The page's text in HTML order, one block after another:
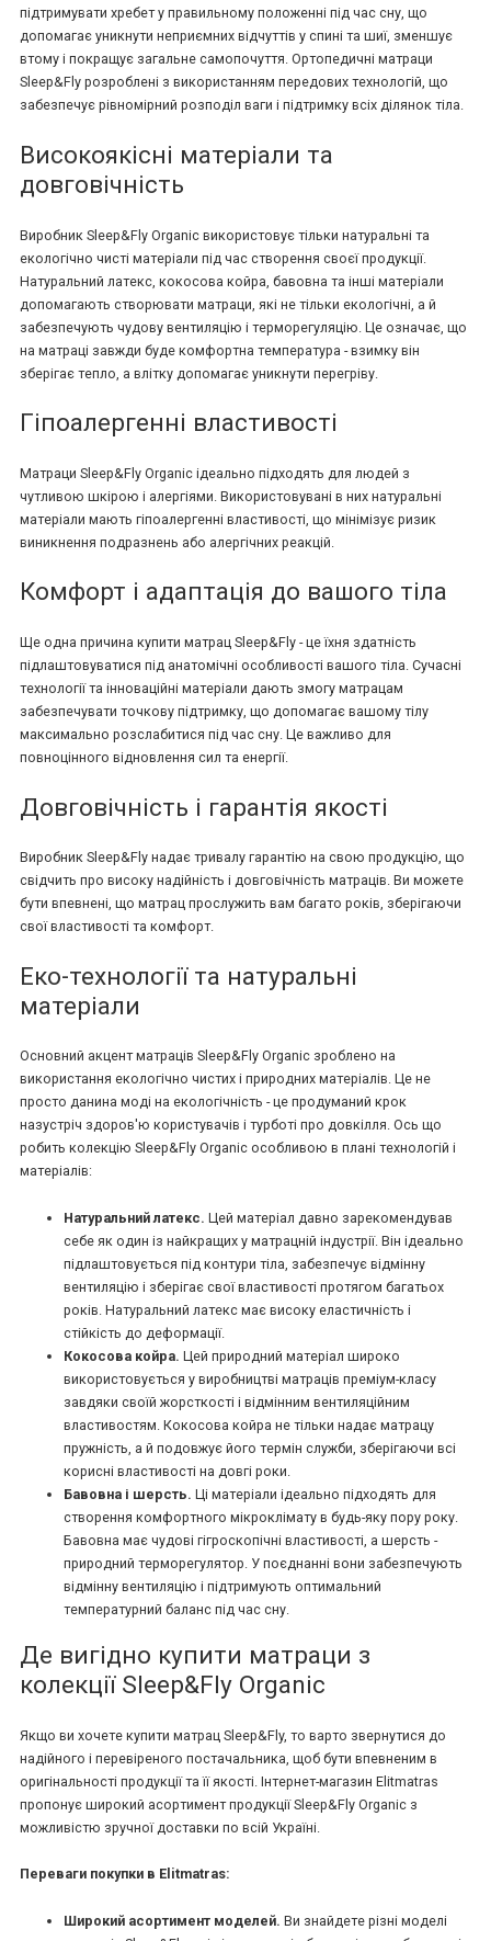
підтримувати хребет у правильному положенні під час сну, що
допомагає уникнути неприємних відчуттів у спині та шиї, зменшує
втому і покращує загальне самопочуття. Ортопедичні матраци
Sleep&Fly розроблені з використанням передових технологій, що
забезпечує рівномірний розподіл ваги і підтримку всіх ділянок тіла.
Високоякісні матеріали та
довговічність
Виробник Sleep&Fly Organic використовує тільки натуральні та
екологічно чисті матеріали під час створення своєї продукції.
Натуральний латекс, кокосова койра, бавовна та інші матеріали
допомагають створювати матраци, які не тільки екологічні, а й
забезпечують чудову вентиляцію і терморегуляцію. Це означає, що
на матраці завжди буде комфортна температура - взимку він
зберігає тепло, а влітку допомагає уникнути перегріву.
Гіпоалергенні властивості
Матраци Sleep&Fly Organic ідеально підходять для людей з
чутливою шкірою і алергіями. Використовувані в них натуральні
матеріали мають гіпоалергенні властивості, що мінімізує ризик
виникнення подразнень або алергічних реакцій.
Комфорт і адаптація до вашого тіла
Ще одна причина купити матрац Sleep&Fly - це їхня здатність
підлаштовуватися під анатомічні особливості вашого тіла. Сучасні
технології та інноваційні матеріали дають змогу матрацам
забезпечувати точкову підтримку, що допомагає вашому тілу
максимально розслабитися під час сну. Це важливо для
повноцінного відновлення сил та енергії.
Довговічність і гарантія якості
Виробник Sleep&Fly надає тривалу гарантію на свою продукцію, що
свідчить про високу надійність і довговічність матраців. Ви можете
бути впевнені, що матрац прослужить вам багато років, зберігаючи
свої властивості та комфорт.
Еко-технології та натуральні
матеріали
Основний акцент матраців Sleep&Fly Organic зроблено на
використання екологічно чистих і природних матеріалів. Це не
просто данина моді на екологічність - це продуманий крок
назустріч здоров'ю користувачів і турботі про довкілля. Ось що
робить колекцію Sleep&Fly Organic особливою в плані технологій і
матеріалів:
Натуральний латекс. Цей матеріал давно зарекомендував
себе як один із найкращих у матрацній індустрії. Він ідеально
підлаштовується під контури тіла, забезпечує відмінну
вентиляцію і зберігає свої властивості протягом багатьох
років. Натуральний латекс має високу еластичність і
стійкість до деформації.
Кокосова койра. Цей природний матеріал широко
використовується у виробництві матраців преміум-класу
завдяки своїй жорсткості і відмінним вентиляційним
властивостям. Кокосова койра не тільки надає матрацу
пружність, а й подовжує його термін служби, зберігаючи всі
корисні властивості на довгі роки.
Бавовна і шерсть. Ці матеріали ідеально підходять для
створення комфортного мікроклімату в будь-яку пору року.
Бавовна має чудові гігроскопічні властивості, а шерсть -
природний терморегулятор. У поєднанні вони забезпечують
відмінну вентиляцію і підтримують оптимальний
температурний баланс під час сну.
Де вигідно купити матраци з
колекції Sleep&Fly Organic
Якщо ви хочете купити матрац Sleep&Fly, то варто звернутися до
надійного і перевіреного постачальника, щоб бути впевненим в
оригінальності продукції та її якості. Інтернет-магазин Elitmatras
пропонує широкий асортимент продукції Sleep&Fly Organic з
можливістю зручної доставки по всій Україні.
Переваги покупки в Elitmatras:
Широкий асортимент моделей. Ви знайдете різні моделі